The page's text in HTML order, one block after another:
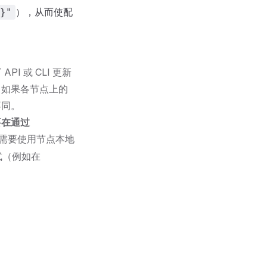
），从而使配
API 或 CLI 更新
果各节点上的
。
通过
要使用节点本地
例如在